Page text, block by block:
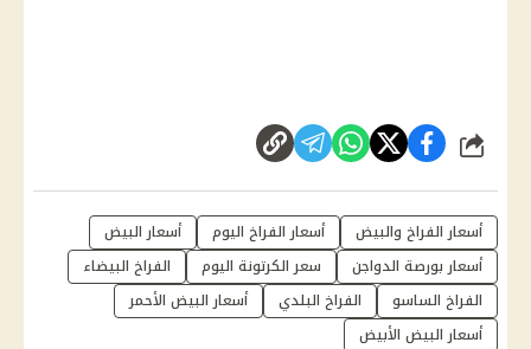
شارك
أسعار الفراخ والبيض أسعار الفراخ اليوم
أسعار البيض
أسعار بورصة الدواجن
سعر الكرتونة اليوم
الفراخ البيضاء
الفراخ الساسو
الفراخ البلدي
أسعار البيض الأحمر
أسعار البيض الأبيض